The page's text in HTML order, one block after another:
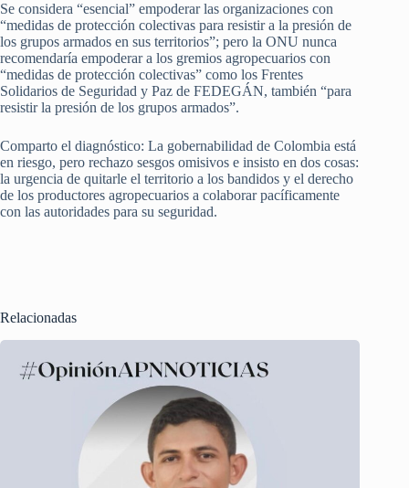
Se considera “esencial” empoderar las organizaciones con
“medidas de protección colectivas para resistir a la presión de
los grupos armados en sus territorios”; pero la ONU nunca
recomendaría empoderar a los gremios agropecuarios con
“medidas de protección colectivas” como los Frentes
Solidarios de Seguridad y Paz de FEDEGÁN, también “para
resistir la presión de los grupos armados”.
Comparto el diagnóstico: La gobernabilidad de Colombia está
en riesgo, pero rechazo sesgos omisivos e insisto en dos cosas:
la urgencia de quitarle el territorio a los bandidos y el derecho
de los productores agropecuarios a colaborar pacíficamente
con las autoridades para su seguridad.
Relacionadas